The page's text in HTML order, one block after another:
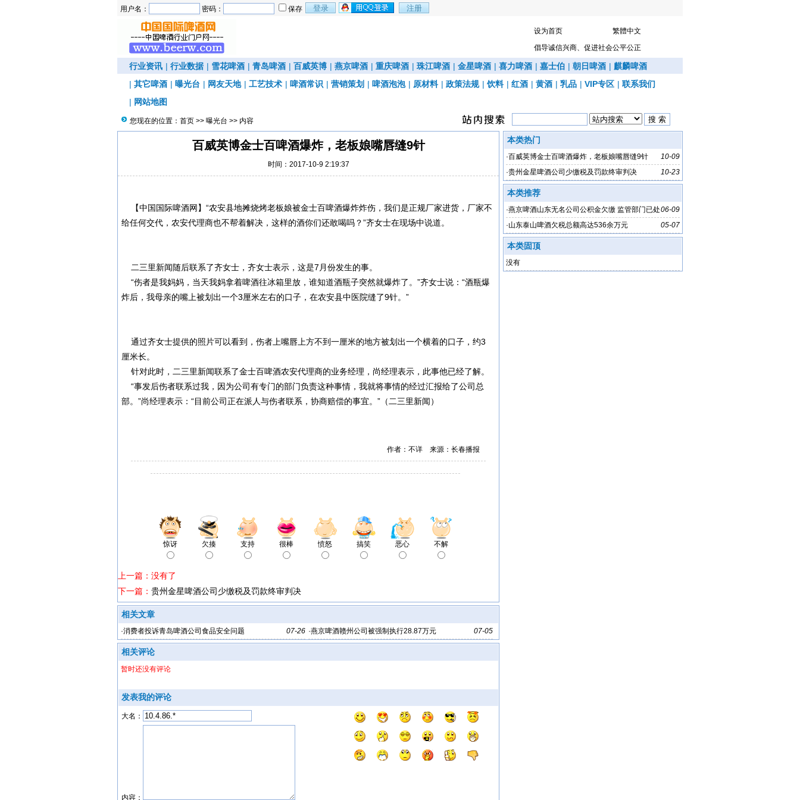
用户名： 密码： 保存
设为首页
繁體中文
倡导诚信兴商、促进社会公平公正
行业资讯 | 行业数据 | 雪花啤酒 | 青岛啤酒 | 百威英博 | 燕京啤酒 | 重庆啤酒 | 珠江啤酒 | 金星啤酒 | 喜力啤酒 | 嘉士伯 | 朝日啤酒 | 麒麟啤酒
| 其它啤酒 | 曝光台 | 网友天地 | 工艺技术 | 啤酒常识 | 营销策划 | 啤酒泡泡 | 原材料 | 政策法规 | 饮料 | 红酒 | 黄酒 | 乳品 | VIP专区 | 联系我们
| 网站地图
您现在的位置： 首页 >> 曝光台 >> 内容
百威英博金士百啤酒爆炸，老板娘嘴唇缝9针
时间：2017-10-9 2:19:37
【中国国际啤酒网】“农安县地摊烧烤老板娘被金士百啤酒爆炸炸伤，我们是正规厂家进货，厂家不
给任何交代，农安代理商也不帮着解决，这样的酒你们还敢喝吗？”齐女士在现场中说道。
二三里新闻随后联系了齐女士，齐女士表示，这是7月份发生的事。
“伤者是我妈妈，当天我妈拿着啤酒往冰箱里放，谁知道酒瓶子突然就爆炸了。”齐女士说：“酒瓶爆
炸后，我母亲的嘴上被划出一个3厘米左右的口子，在农安县中医院缝了9针。”
通过齐女士提供的照片可以看到，伤者上嘴唇上方不到一厘米的地方被划出一个横着的口子，约3
厘米长。
针对此时，二三里新闻联系了金士百啤酒农安代理商的业务经理，尚经理表示，此事他已经了解。
“事发后伤者联系过我，因为公司有专门的部门负责这种事情，我就将事情的经过汇报给了公司总
部。”尚经理表示：“目前公司正在派人与伤者联系，协商赔偿的事宜。”（二三里新闻）
作者：不详 来源：长春播报
惊讶 欠揍 支持 很棒 愤怒 搞笑 恶心 不解
上一篇：没有了
下一篇： 贵州金星啤酒公司少缴税及罚款终审判决
相关文章
07-26
·消费者投诉青岛啤酒公司食品安全问题 07-05
·燕京啤酒赣州公司被强制执行28.87万元
相关评论
暂时还没有评论
发表我的评论
大名：
内容：
本类热门
10-09
·百威英博金士百啤酒爆炸，老板娘嘴唇缝9针
10-23
·贵州金星啤酒公司少缴税及罚款终审判决
本类推荐
06-09
·燕京啤酒山东无名公司公积金欠缴 监管部门已处
罚
05-07
·山东泰山啤酒欠税总额高达536余万元
本类固顶
没有